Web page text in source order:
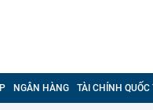
NGÂN HÀNG TÀI CHÍNH QUỐC